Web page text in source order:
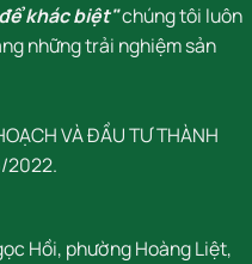
khác biệt"chúng tôi luôn
những trải nghiệm sản
VÀ ĐẦU TƯ THÀNH
2022.
Hồi, phường Hoàng Liệt,